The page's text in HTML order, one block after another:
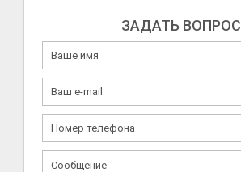
ЗАДАТЬ ВОПРОС